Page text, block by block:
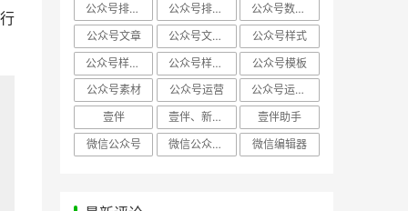
公众号排版，微信编辑器
公众号排版，排版样式
公众号数据分析
公众号文章
公众号文章、公众号运营
公众号样式
公众号样式，微信公众号排版
公众号样式，微信编辑器
公众号模板
公众号素材
公众号运营
公众号运营，公众号编辑器
壹伴
壹伴、新媒体运营
壹伴助手
微信公众号
微信公众号，样式模板、公众号样式 微信编辑器